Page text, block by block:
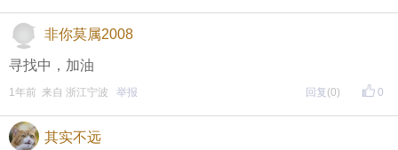
非你莫属2008
寻找中，加油
0
1年前 来自 浙江宁波 举报 回复 (0)
其实不远